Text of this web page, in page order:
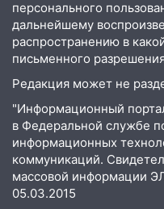
18:02 В Ульяновск
баскетбола!
17:08
3,2 млн рублей
16:09 Ветераны
Ульяновска
Чемпионате России
персонального
дальнейшему
распространению в
письменного
Редакция может не
"Информационный
в Федеральной службе
информационных
коммуникаций.
массовой информации
05.03.2015